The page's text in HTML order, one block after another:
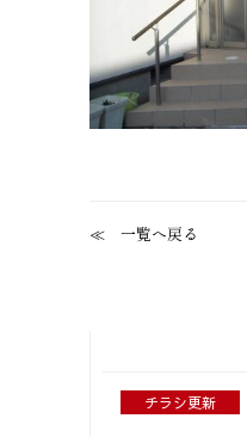
一覧へ戻る
チラシ更新